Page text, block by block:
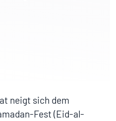
neigt sich dem
Fest (Eid-al-